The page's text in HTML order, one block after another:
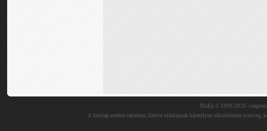
DuEn © 1999-2026 •
A honlap eredeti tartalma, illetve oldalainak bármilyen alkotóeleme (szöveg,